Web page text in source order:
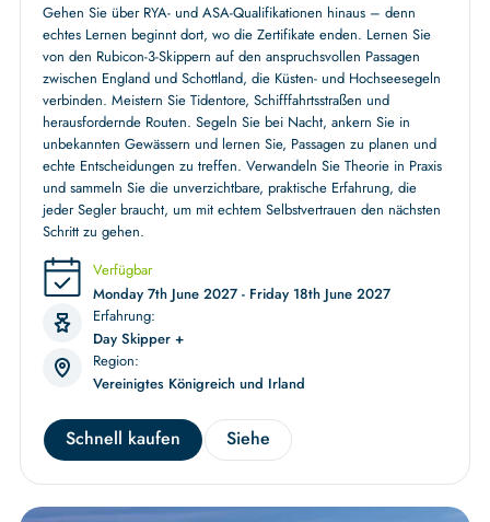
Gehen Sie über RYA- und ASA-Qualifikationen hinaus – denn
echtes Lernen beginnt dort, wo die Zertifikate enden. Lernen Sie
von den Rubicon-3-Skippern auf den anspruchsvollen Passagen
zwischen England und Schottland, die Küsten- und Hochseesegeln
verbinden. Meistern Sie Tidentore, Schifffahrtsstraßen und
herausfordernde Routen. Segeln Sie bei Nacht, ankern Sie in
unbekannten Gewässern und lernen Sie, Passagen zu planen und
echte Entscheidungen zu treffen. Verwandeln Sie Theorie in Praxis
und sammeln Sie die unverzichtbare, praktische Erfahrung, die
jeder Segler braucht, um mit echtem Selbstvertrauen den nächsten
Schritt zu gehen.
Verfügbar
Monday 7th June 2027 - Friday 18th June 2027
Erfahrung:
Day Skipper +
Region:
Vereinigtes Königreich und Irland
Schnell kaufen Siehe